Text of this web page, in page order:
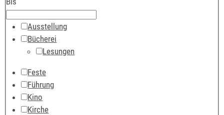
Ausstellung
Bücherei
Lesungen
Feste
Führung
Kino
Kirche